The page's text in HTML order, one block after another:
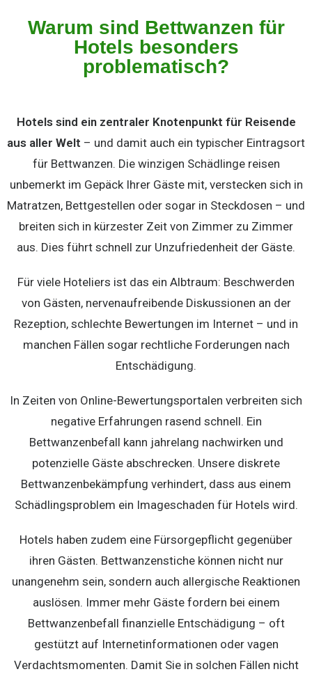
Warum sind Bettwanzen für
Hotels besonders
problematisch?
Hotels sind ein zentraler Knotenpunkt für Reisende
aus aller Welt – und damit auch ein typischer Eintragsort
für Bettwanzen. Die winzigen Schädlinge reisen
unbemerkt im Gepäck Ihrer Gäste mit, verstecken sich in
Matratzen, Bettgestellen oder sogar in Steckdosen – und
breiten sich in kürzester Zeit von Zimmer zu Zimmer
aus. Dies führt schnell zur Unzufriedenheit der Gäste.
Für viele Hoteliers ist das ein Albtraum: Beschwerden
von Gästen, nervenaufreibende Diskussionen an der
Rezeption, schlechte Bewertungen im Internet – und in
manchen Fällen sogar rechtliche Forderungen nach
Entschädigung.
In Zeiten von Online-Bewertungsportalen verbreiten sich
negative Erfahrungen rasend schnell. Ein
Bettwanzenbefall kann jahrelang nachwirken und
potenzielle Gäste abschrecken. Unsere diskrete
Bettwanzenbekämpfung verhindert, dass aus einem
Schädlingsproblem ein Imageschaden für Hotels wird.
Hotels haben zudem eine Fürsorgepflicht gegenüber
ihren Gästen. Bettwanzenstiche können nicht nur
unangenehm sein, sondern auch allergische Reaktionen
auslösen. Immer mehr Gäste fordern bei einem
Bettwanzenbefall finanzielle Entschädigung – oft
gestützt auf Internetinformationen oder vagen
Verdachtsmomenten. Damit Sie in solchen Fällen nicht